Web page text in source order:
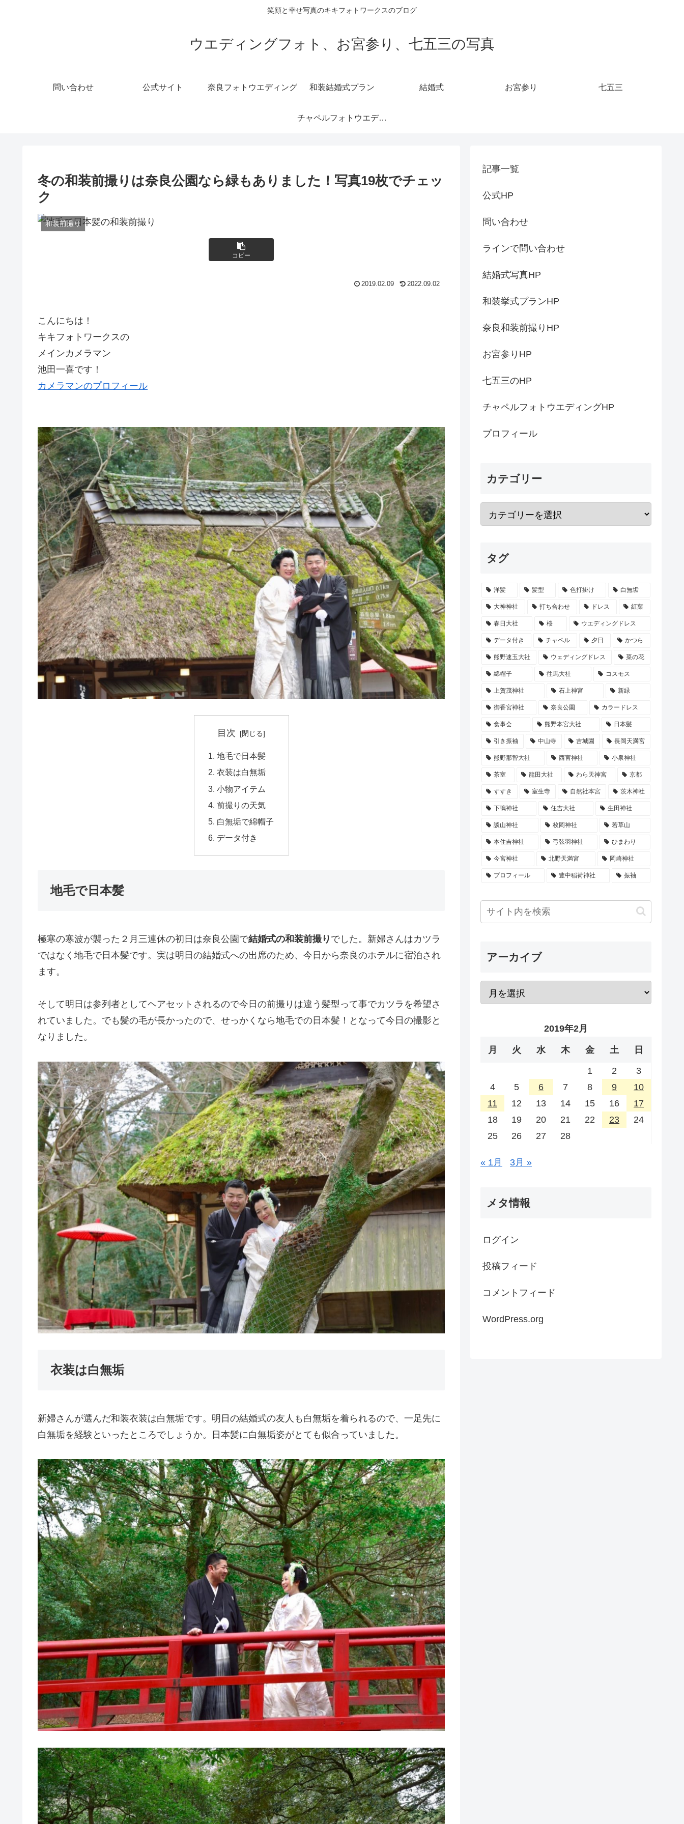
笑顔と幸せ写真のキキフォトワークスのブログ
ウエディングフォト、お宮参り、七五三の写真
問い合わせ 公式サイト 奈良フォトウエディング 和装結婚式プラン 結婚式 お宮参り 七五三
チャペルフォトウエディング
冬の和装前撮りは奈良公園なら緑もありました！写真19枚でチェッ
ク
和装前撮り
コピー
2019.02.09 2022.09.02
こんにちは！
キキフォトワークスの
メインカメラマン
池田一喜です！
カメラマンのプロフィール
目次
地毛で日本髪
衣装は白無垢
小物アイテム
前撮りの天気
白無垢で綿帽子
データ付き
地毛で日本髪
極寒の寒波が襲った２月三連休の初日は奈良公園で結婚式の和装前撮り でした。新婦さんはカツラ
ではなく地毛で日本髪です。実は明日の結婚式への出席のため、今日から奈良のホテルに宿泊され
ます。
そして明日は参列者としてヘアセットされるので今日の前撮りは違う髪型って事でカツラを希望さ
れていました。でも髪の毛が長かったので、せっかくなら地毛での日本髪！となって今日の撮影と
なりました。
衣装は白無垢
新婦さんが選んだ和装衣装は白無垢です。明日の結婚式の友人も白無垢を着られるので、一足先に
白無垢を経験といったところでしょうか。日本髪に白無垢姿がとても似合っていました。
記事一覧
公式HP
問い合わせ
ラインで問い合わせ
結婚式写真HP
和装挙式プランHP
奈良和装前撮りHP
お宮参りHP
七五三のHP
チャペルフォトウエディングHP
プロフィール
カテゴリー
タグ
洋髪 髪型 色打掛け 白無垢
大神神社 打ち合わせ ドレス 紅葉
春日大社 桜 ウエディングドレス
データ付き チャペル 夕日 かつら
熊野速玉大社 ウェディングドレス 菜の花
綿帽子 往馬大社 コスモス
上賀茂神社 石上神宮 新緑
御香宮神社 奈良公園 カラードレス
食事会 熊野本宮大社 日本髪
引き振袖 中山寺 吉城園 長岡天満宮
熊野那智大社 西宮神社 小泉神社
茶室 龍田大社 わら天神宮 京都
すすき 室生寺 自然社本宮 茨木神社
下鴨神社 住吉大社 生田神社
談山神社 枚岡神社 若草山
本住吉神社 弓弦羽神社 ひまわり
今宮神社 北野天満宮 岡崎神社
プロフィール 豊中稲荷神社 振袖
アーカイブ
2019年2月
月 火 水 木 金 土 日
1 2
3
4
5 6 7 8 9
10
11
12 13 14 15 16
17
18
19 20 21 22 23
24
25
26 27 28
« 1月 3月 »
メタ情報
ログイン
投稿フィード
コメントフィード
WordPress.org